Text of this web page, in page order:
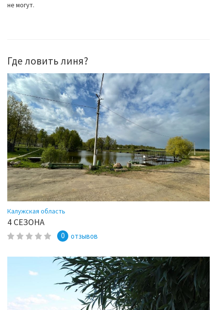
не могут.
Где ловить линя?
Калужская область
4 СЕЗОНА
0 отзывов